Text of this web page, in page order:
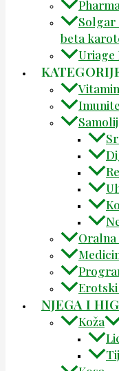
Solgar
beta
Uriage
Oralna
NJEGA I
Koža